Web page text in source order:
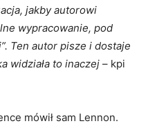
jakby autorowi
wypracowanie, pod
Ten autor pisze i dostaje
widziała to inaczej – kpi
mówił sam Lennon.